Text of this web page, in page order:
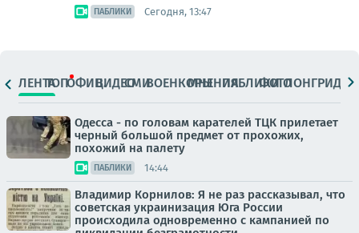
ПАБЛИКИ Сегодня, 13:47
ЛЕНТАТОПОФИЦ.ВИДЕОСМИВОЕНКОРЫМНЕНИЯПАБЛИКИ
ФОТОЛОНГРИДЫ
Одесса - по головам карателей ТЦК прилетает
черный большой предмет от прохожих,
похожий на палету
ПАБЛИКИ 14:44
Владимир Корнилов: Я не раз рассказывал, что
советская украинизация Юга России
происходила одновременно с кампанией по